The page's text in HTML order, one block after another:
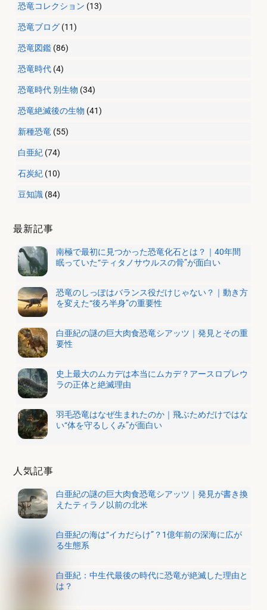
恐竜コレクション (13)
恐竜ブログ (11)
恐竜図鑑 (86)
恐竜時代 (4)
恐竜時代 別生物 (34)
恐竜絶滅後の生物 (41)
新種恐竜 (55)
白亜紀 (74)
石炭紀 (10)
豆知識 (84)
最新記事
南極で最初に見つかった恐竜化石とは？｜40年間
眠っていた“ティタノサウルスの骨”が面白い
恐竜のしっぽはバランス役だけじゃない？｜動き方
を変えた“後ろ半身”の重要性
白亜紀の謎の巨大肉食恐竜シアッツ｜発見とその重
要性
史上最大のムカデは本当にムカデ？アースロプレウ
ラの正体と絶滅理由
羽毛恐竜はなぜ生まれたのか｜飛ぶためだけではな
い“体を守るしくみ”が面白い
人気記事
白亜紀の謎の巨大肉食恐竜シアッツ｜発見が書き換
えたティラノ以前の北米
白亜紀の海は“イカだらけ”？1億年前の深海に広が
る生態系
白亜紀：中生代最後の時代に恐竜が絶滅した理由と
は？